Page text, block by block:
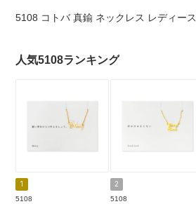
5108 コトバ 真鍮 ネックレス レディース
人気5108ランキング
1
5108
2
5108